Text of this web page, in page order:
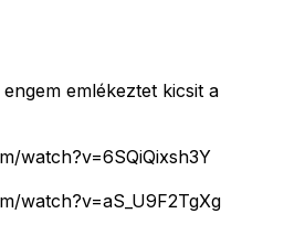
emlékeztet kicsit a
watch?v=6SQiQixsh3Y
watch?v=aS_U9F2TgXg